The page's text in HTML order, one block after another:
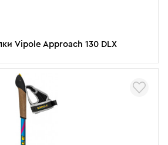
Vipole Approach 130 DLX